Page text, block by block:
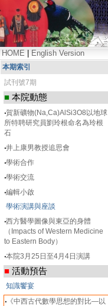
HOME English Version
本期索引
試刊號7期
■ 本院動態
‧賀新礦物(Na,Ca)AlSi3O8以地球
所特聘研究員劉玲根命名為玲根
石
‧井上康男教授追思會
‧學術合作
‧學術交流
‧編輯小啟
學術演講與座談
‧西方醫學圖像與東亞的身體
（Impacts of Western Medicine
to Eastern Body）
‧本院3月25日至4月4日演講
■ 活動預告
知識饗宴
‧ 《中西古代數學思想的對比—以